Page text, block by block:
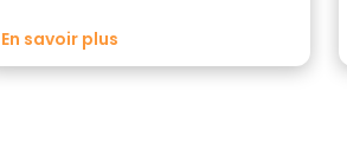
histoires étaient vraiment passionnants
!! Je la recommande à 100 %
En savoir plus